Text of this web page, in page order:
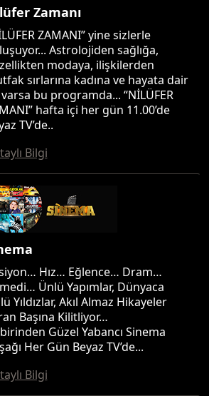
Zamanı
ZAMANI” yine sizlerle
Astrolojiden sağlığa,
modaya, ilişkilerden
sırlarına kadına ve hayata dair
bu programda... “NİLÜFER
hafta içi her gün 11.00’de
TV’de..
Bilgi
Hız… Eğlence… Dram…
Ünlü Yapımlar, Dünyaca
Yıldızlar, Akıl Almaz Hikayeler
Başına Kilitliyor…
Güzel Yabancı Sinema
Her Gün Beyaz TV’de...
Bilgi